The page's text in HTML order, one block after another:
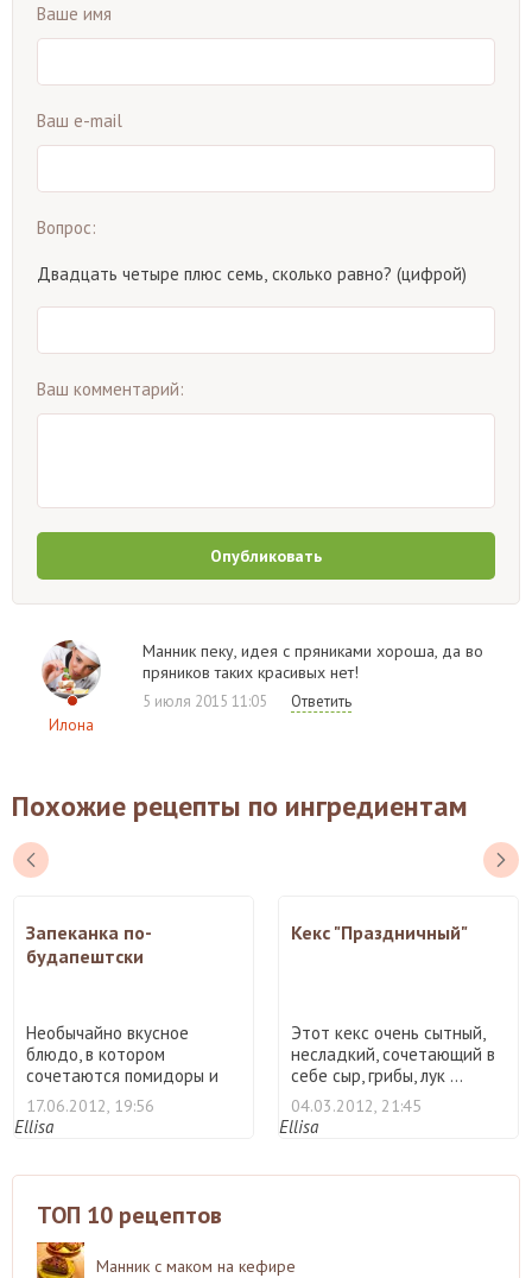
Ваше имя
Ваш e-mail
Вопрос:
Двадцать четыре плюс семь, сколько равно? (цифрой)
Ваш комментарий:
Опубликовать
Илона
Манник пеку, идея с пряниками хороша, да во
пряников таких красивых нет!
5 июля 2015 11:05 Ответить
Похожие рецепты по ингредиентам
Запеканка по-
будапештски
Необычайно вкусное
блюдо, в котором
сочетаются помидоры и
мясо, очен ...
17.06.2012, 19:56
Ellisa
Кекс "Праздничный"
Этот кекс очень сытный,
несладкий, сочетающий в
себе сыр, грибы, лук ...
04.03.2012, 21:45
Ellisa
ТОП 10 рецептов
Манник с маком на кефире